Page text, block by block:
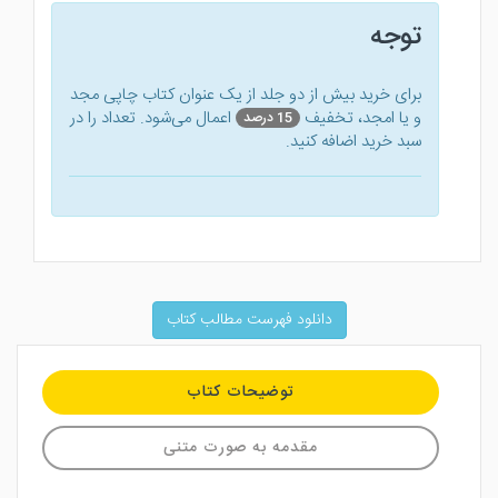
توجه
برای خرید بیش از دو جلد از یک عنوان کتاب‌ چاپی مجد
و یا امجد، تخفیف 15 درصد
اعمال می‌شود. تعداد را در
سبد خرید اضافه کنید.
دانلود فهرست مطالب کتاب
توضیحات کتاب
مقدمه به صورت متنی